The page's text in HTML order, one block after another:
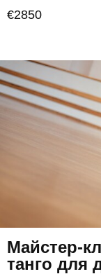
€2850
Майстер-
танго для